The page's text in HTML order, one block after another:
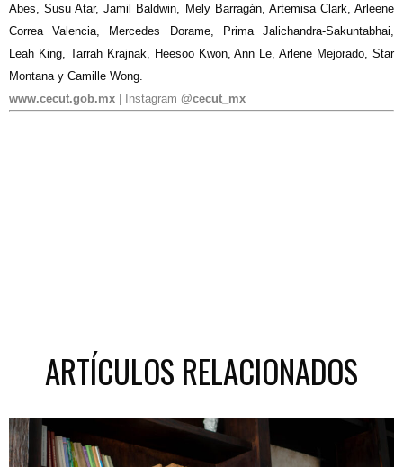
Abes, Susu Atar, Jamil Baldwin, Mely Barragán, Artemisa Clark, Arleene
Correa Valencia, Mercedes Dorame, Prima Jalichandra-Sakuntabhai,
Leah King, Tarrah Krajnak, Heesoo Kwon, Ann Le, Arlene Mejorado, Star
Montana y Camille Wong.
www.cecut.gob.mx | Instagram @cecut_mx
ARTÍCULOS RELACIONADOS